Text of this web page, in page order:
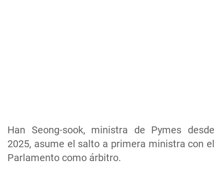
Han Seong-sook, ministra de Pymes desde
2025, asume el salto a primera ministra con el
Parlamento como árbitro.